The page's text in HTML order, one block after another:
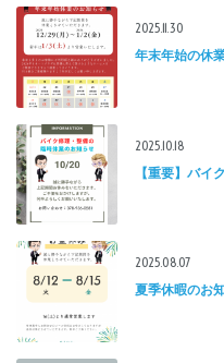
2025.11.30
年末年始の休
2025.10.18
【重要】バイ
2025.08.07
夏季休暇のお